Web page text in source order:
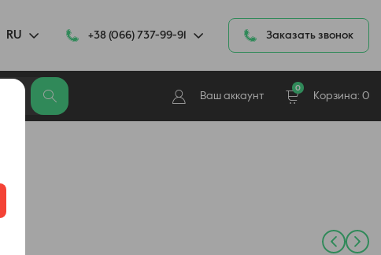
RU +38 (066) 737-99-91 Заказать звонок
Ваш аккаунт
0
Корзина: 0